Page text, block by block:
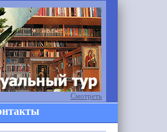
Смотреть